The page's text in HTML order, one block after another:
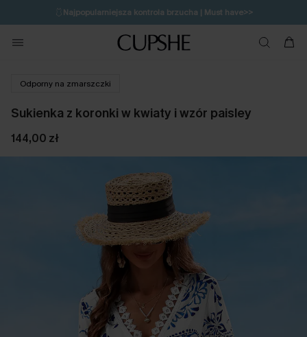
🩱Najpopularniejsza kontrola brzucha | Must have>>
🔥OSTATNIA SZANSA | Do 50% rabatu>>
💌Zapisz się i zyskaj do 20% rabatu>>
Odporny na zmarszczki
Sukienka z koronki w kwiaty i wzór paisley
144,00 zł